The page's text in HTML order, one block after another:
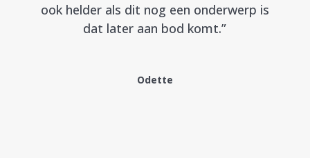
ook helder als dit nog een onderwerp is
dat later aan bod komt.”
Odette